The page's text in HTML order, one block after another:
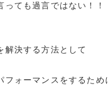
っても過言ではない！！
解決する方法として
フォーマンスをするため